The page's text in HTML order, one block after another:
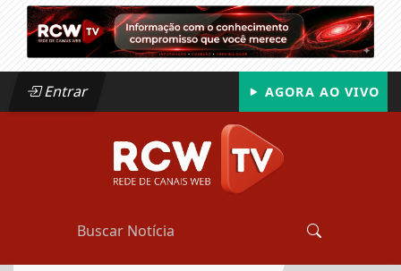
Entrar AGORA AO VIVO